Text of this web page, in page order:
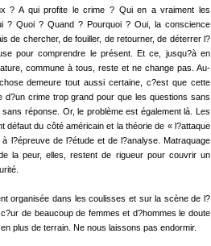
? A qui profite le crime ? Qui en a vraiment les
? Quoi ? Quand ? Pourquoi ? Oui, la conscience
de chercher, de fouiller, de retourner, de déterrer l?
pour comprendre le présent. Et ce, jusqu?à en
commune à tous, reste et ne change pas. Au-
demeure tout aussi certaine, c?est que cette
d?un crime trop grand pour que les questions sans
réponse. Or, le problème est également là. Les
défaut du côté américain et la théorie de « l?attaque
l?épreuve de l?étude et de l?analyse. Matraquage
la peur, elles, restent de rigueur pour couvrir un
organisée dans les coulisses et sur la scène de l?
de beaucoup de femmes et d?hommes le doute
plus de terrain. Ne nous laissons pas endormir.